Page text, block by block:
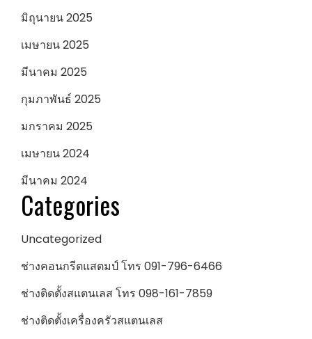
มิถุนายน 2025
เมษายน 2025
มีนาคม 2025
กุมภาพันธ์ 2025
มกราคม 2025
เมษายน 2024
มีนาคม 2024
Categories
Uncategorized
ช่างคอนกรีตแสตมป์ โทร 091-796-6466
ช่างติดตั้งสแตนเลส โทร 098-161-7859
ช่างติดตั้งเครื่องครัวสแตนเลส